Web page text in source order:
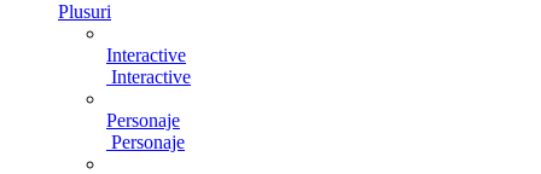
Plusuri
Interactive
Interactive
Personaje
Personaje